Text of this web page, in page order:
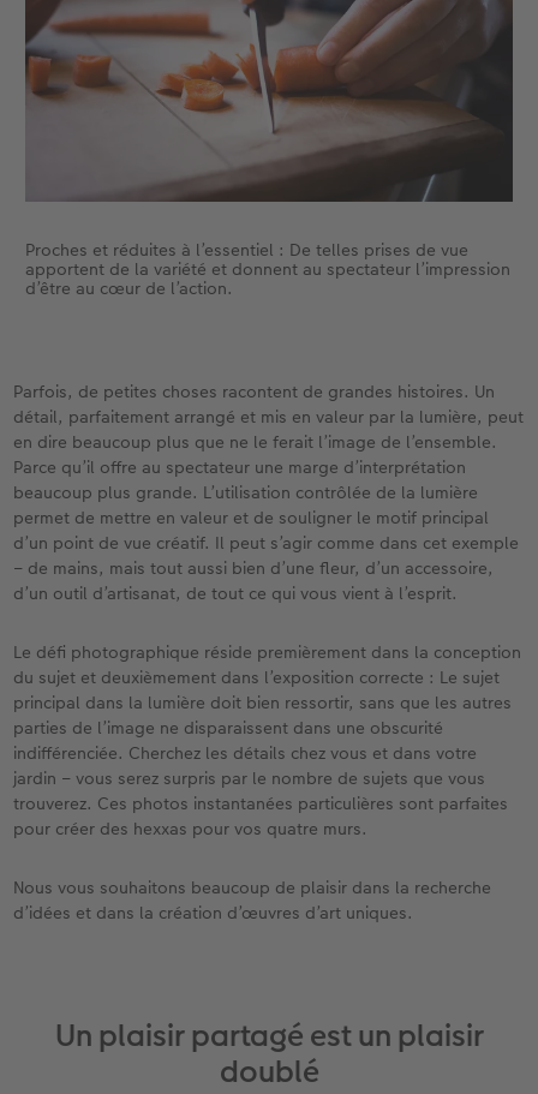
Proches et réduites à l’essentiel : De telles prises de vue
apportent de la variété et donnent au spectateur l’impression
d’être au cœur de l’action.
Parfois, de petites choses racontent de grandes histoires. Un
détail, parfaitement arrangé et mis en valeur par la lumière, peut
en dire beaucoup plus que ne le ferait l’image de l’ensemble.
Parce qu’il offre au spectateur une marge d’interprétation
beaucoup plus grande. L’utilisation contrôlée de la lumière
permet de mettre en valeur et de souligner le motif principal
d’un point de vue créatif. Il peut s’agir comme dans cet exemple
– de mains, mais tout aussi bien d’une fleur, d’un accessoire,
d’un outil d’artisanat, de tout ce qui vous vient à l’esprit.
Le défi photographique réside premièrement dans la conception
du sujet et deuxièmement dans l’exposition correcte : Le sujet
principal dans la lumière doit bien ressortir, sans que les autres
parties de l’image ne disparaissent dans une obscurité
indifférenciée. Cherchez les détails chez vous et dans votre
jardin – vous serez surpris par le nombre de sujets que vous
trouverez. Ces photos instantanées particulières sont parfaites
pour créer des hexxas pour vos quatre murs.
Nous vous souhaitons beaucoup de plaisir dans la recherche
d’idées et dans la création d’œuvres d’art uniques.
Un plaisir partagé est un plaisir
doublé